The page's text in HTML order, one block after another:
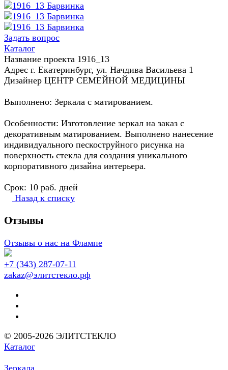
Задать вопрос
Каталог
Название проекта 1916_13
Адрес г. Екатеринбург, ул. Начдива Васильева 1
Дизайнер ЦЕНТР СЕМЕЙНОЙ МЕДИЦИНЫ
Выполнено: Зеркала с матированием.
Особенности: Изготовление зеркал на заказ с
декоративным матированием. Выполнено нанесение
индивидуального пескоструйного рисунка на
поверхность стекла для создания уникального
корпоративного дизайна интерьера.
Срок: 10 раб. дней
Назад к списку
Отзывы
Отзывы о нас на Флампе
+7 (343) 287-07-11
zakaz@элитстекло.рф
© 2005-2026 ЭЛИТСТЕКЛО
Каталог
Зеркала